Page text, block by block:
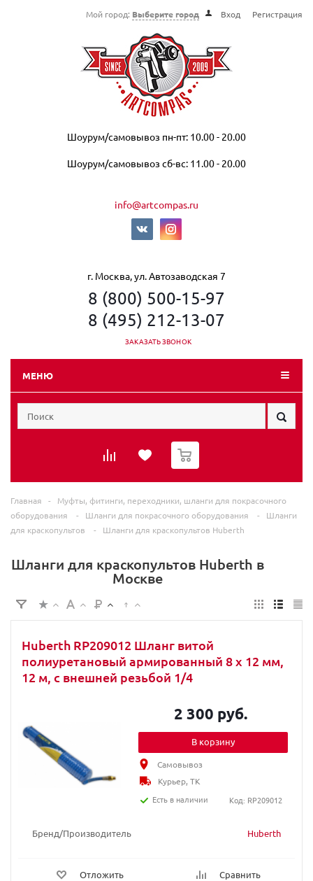
Мой город: Выберите город Вход Регистрация
Шоурум/самовывоз пн-пт: 10.00 - 20.00
Шоурум/самовывоз сб-вс: 11.00 - 20.00
info@artcompas.ru
г. Москва, ул. Автозаводская 7
8 (800) 500-15-97
8 (495) 212-13-07
ЗАКАЗАТЬ ЗВОНОК
МЕНЮ
0
Главная -
Муфты, фитинги, переходники, шланги для покрасочного
оборудования
- Шланги для покрасочного оборудования -
Шланги
для краскопультов
- Шланги для краскопультов Huberth
Шланги для краскопультов Huberth в
Москве
Huberth RP209012 Шланг витой
полиуретановый армированный 8 х 12 мм,
12 м, с внешней резьбой 1/4
Бренд/Производитель Huberth
Отложить Сравнить
2 300 руб.
В корзину
Самовывоз
Курьер, ТК
Есть в наличии
Код: RP209012